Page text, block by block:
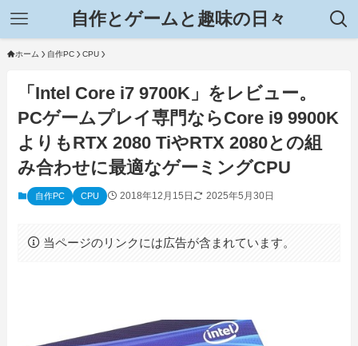
自作とゲームと趣味の日々
ホーム 自作PC CPU
「Intel Core i7 9700K」をレビュー。
PCゲームプレイ専門ならCore i9 9900K
よりもRTX 2080 TiやRTX 2080との組
み合わせに最適なゲーミングCPU
自作PC CPU 2018年12月15日 2025年5月30日
当ページのリンクには広告が含まれています。